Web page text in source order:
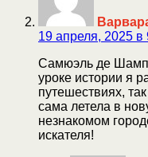
19 апреля, 2025 в
Самюэль де
уроке истории я
путешествиях,
сама летела в
незнакомом
искателя!